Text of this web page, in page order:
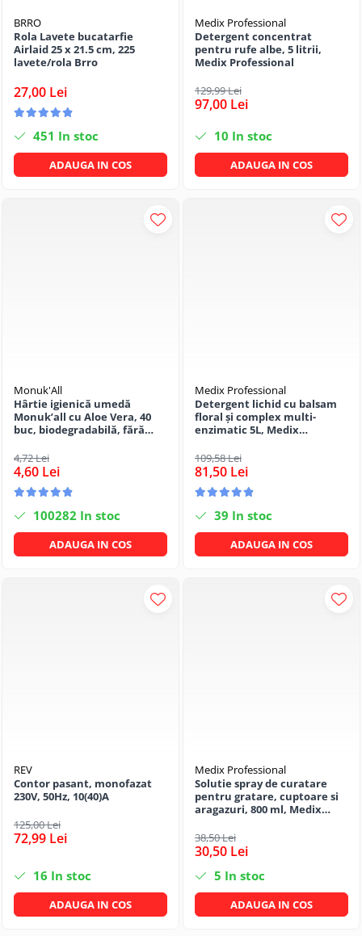
BRRO
Rola Lavete bucatarfie
Airlaid 25 x 21.5 cm, 225
lavete/rola Brro
27,00 Lei
451 In stoc
ADAUGA IN COS
Medix Professional
Detergent concentrat
pentru rufe albe, 5 litrii,
Medix Professional
129,99 Lei
97,00 Lei
10 In stoc
ADAUGA IN COS
Monuk'All
Hârtie igienică umedă
Monuk’all cu Aloe Vera, 40
buc, biodegradabilă, fără
4,72 Lei
4,60 Lei
100282 In stoc
ADAUGA IN COS
Medix Professional
Detergent lichid cu balsam
floral și complex multi-
enzimatic 5L, Medix
109,58 Lei
81,50 Lei
39 In stoc
ADAUGA IN COS
REV
Contor pasant, monofazat
230V, 50Hz, 10(40)A
125,00 Lei
72,99 Lei
16 In stoc
ADAUGA IN COS
Medix Professional
Solutie spray de curatare
pentru gratare, cuptoare si
aragazuri, 800 ml, Medix
38,50 Lei
30,50 Lei
5 In stoc
ADAUGA IN COS